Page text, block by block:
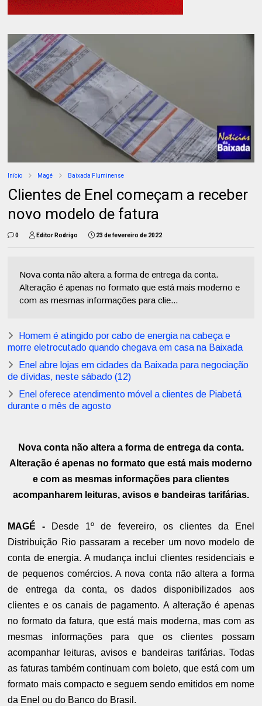
Início Magé Baixada Fluminense
Clientes de Enel começam a receber
novo modelo de fatura
0 Editor Rodrigo 23 de fevereiro de 2022
Nova conta não altera a forma de entrega da conta.
Alteração é apenas no formato que está mais moderno e
com as mesmas informações para clie...
Homem é atingido por cabo de energia na cabeça e
morre eletrocutado quando chegava em casa na Baixada
Enel abre lojas em cidades da Baixada para negociação
de dívidas, neste sábado (12)
Enel oferece atendimento móvel a clientes de Piabetá
durante o mês de agosto
Nova conta não altera a forma de entrega da conta.
Alteração é apenas no formato que está mais moderno
e com as mesmas informações para clientes
acompanharem leituras, avisos e bandeiras tarifárias.
MAGÉ - Desde 1º de fevereiro, os clientes da Enel
Distribuição Rio passaram a receber um novo modelo de
conta de energia. A mudança inclui clientes residenciais e
de pequenos comércios. A nova conta não altera a forma
de entrega da conta, os dados disponibilizados aos
clientes e os canais de pagamento. A alteração é apenas
no formato da fatura, que está mais moderna, mas com as
mesmas informações para que os clientes possam
acompanhar leituras, avisos e bandeiras tarifárias. Todas
as faturas também continuam com boleto, que está com um
formato mais compacto e seguem sendo emitidos em nome
da Enel ou do Banco do Brasil.